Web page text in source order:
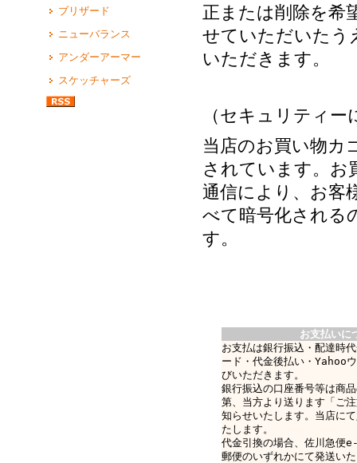
ブリザード
ニューバランス
アンダーアーマー
スケッチャーズ
正または削除を希
せていただいたう
いただきます。
（セキュリティー
当店のお買い物カ
されています。お
通信により、お客
べて暗号化される
す。
お支払いに
お支払は銀行振込・配達時
ード・代金後払い・Yahoo
びいただきます。
銀行振込の口座番号等は商
第、当方より送ります「ご
知らせいたします。当店に
たします。
代金引換の場合、佐川急
郵便のいずれかにて発送い